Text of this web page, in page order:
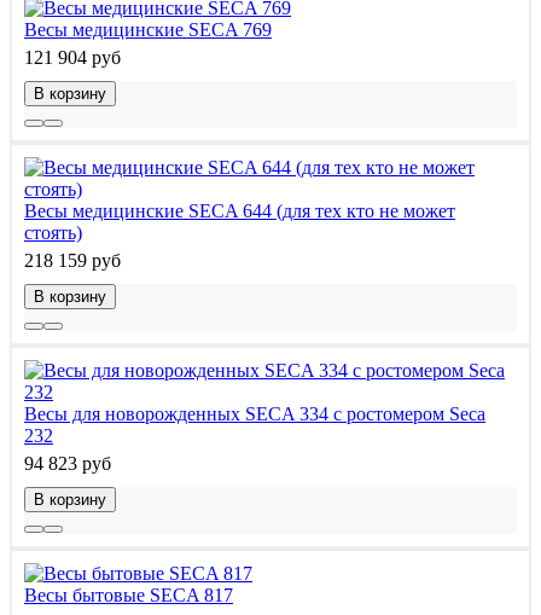
Весы медицинские SECA 769
121 904 руб
В корзину
Весы медицинские SECA 644 (для тех кто не может
стоять)
218 159 руб
В корзину
Весы для новорожденных SECA 334 с ростомером Seca
232
94 823 руб
В корзину
Весы бытовые SECA 817